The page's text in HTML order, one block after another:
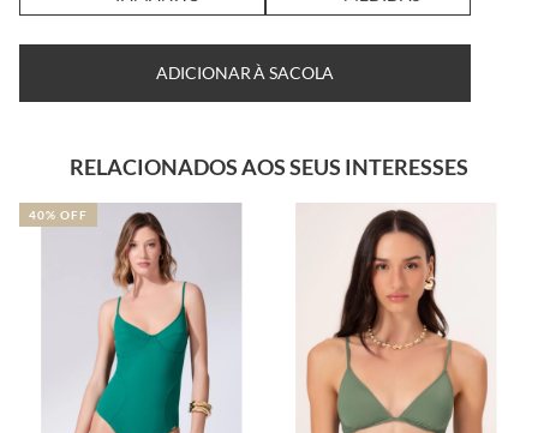
ADICIONAR À SACOLA
RELACIONADOS AOS SEUS INTERESSES
40% OFF